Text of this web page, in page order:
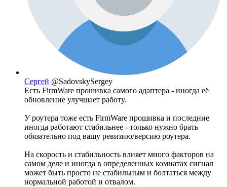
Сергей @SadovskySergey
Есть FirmWare прошивка самого адаптера - иногда её
обновление улучшает работу.
У роутера тоже есть FirmWare прошивка и последние
иногда работают стабильнее - только нужно брать
обязательно под вашу ревизию/версию роутера.
На скорость и стабильность влияет много факторов на
самом деле и иногда в определенных комнатах сигнал
может быть просто не стабильным и болтаться между
нормальной работой и отвалом.